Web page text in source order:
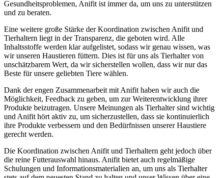
Gesundheitsproblemen, ‍Anifit ist immer da, um uns zu‌ unterstützen
und zu beraten.
Eine⁢ weitere große Stärke der Koordination zwischen Anifit und
Tierhaltern liegt in der Transparenz, die‌ geboten⁤ wird. Alle
Inhaltsstoffe werden klar aufgelistet, sodass wir ‌genau wissen, ‌was
wir unseren ​Haustieren füttern. Dies ist für uns ​als Tierhalter von
unschätzbarem Wert, da wir sicherstellen wollen, dass wir‍ nur das‌
Beste‍ für‌ unsere geliebten​ Tiere‌ wählen.
Dank der engen Zusammenarbeit mit​ Anifit ⁢haben wir auch die
Möglichkeit, Feedback zu geben, um zur Weiterentwicklung ihrer
Produkte beizutragen. Unsere⁣ Meinungen als Tierhalter sind wichtig
und Anifit hört‌ aktiv zu, um sicherzustellen, dass sie kontinuierlich
ihre⁢ Produkte ⁣verbessern und den Bedürfnissen unserer Haustiere
gerecht​ werden.
Die Koordination zwischen⁢ Anifit und Tierhaltern‍ geht jedoch über
die reine⁣ Futterauswahl hinaus. Anifit ⁣bietet auch​ regelmäßige
Schulungen und Informationsmaterialien an, um ⁢uns als Tierhalter